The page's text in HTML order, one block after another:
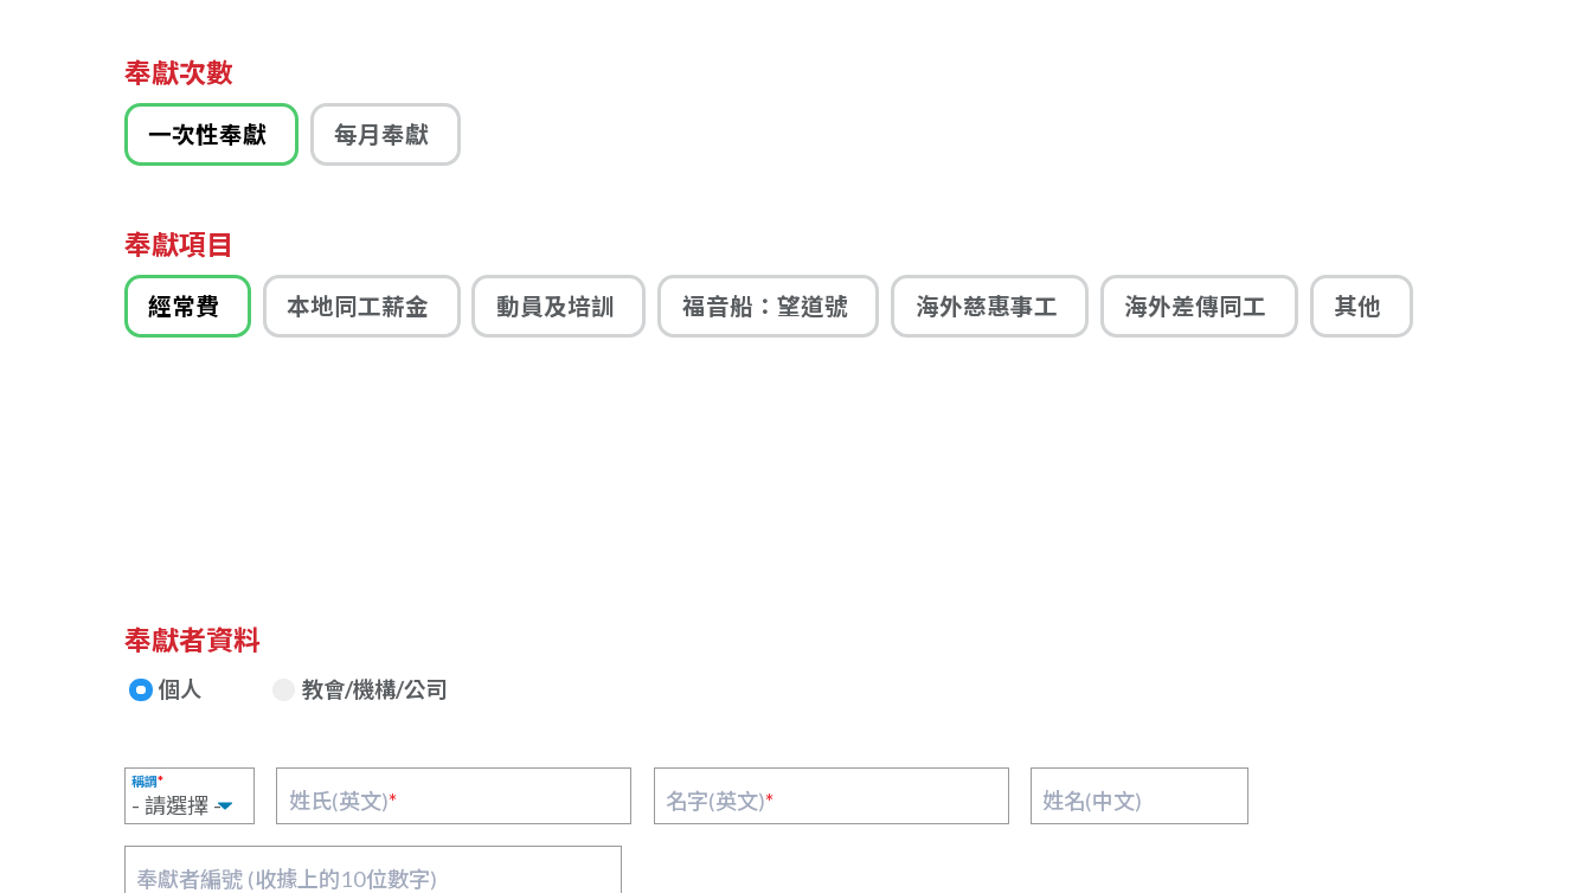
奉獻次數
一次性奉獻 每月奉獻
奉獻項目
經常費 本地同工薪金 動員及培訓 福音船：望道號 海外慈惠事工 海外差傳同工 其他
奉獻者資料
個人 教會/機構/公司
稱謂*
姓氏(英文)* 名字(英文)* 姓名(中文)
奉獻者編號 (收據上的10位數字)